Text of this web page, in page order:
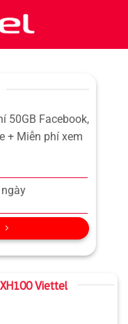
50GB Facebook,
+ Miễn phí xem
Viettel